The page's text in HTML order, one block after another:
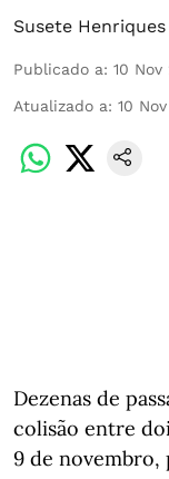
Susete Henriques
Publicado a: 10 Nov
Atualizado a: 10
Dezenas de
colisão entre
9 de novembro,